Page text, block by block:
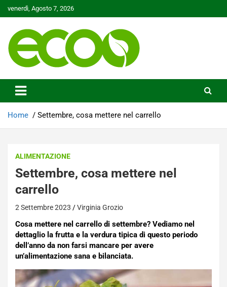
to
venerdì, Agosto 7, 2026
Ecoo.it
Home Settembre, cosa mettere nel carrello
ALIMENTAZIONE
Settembre, cosa mettere nel
carrello
2 Settembre 2023 Virginia Grozio
Cosa mettere nel carrello di settembre? Vediamo nel
dettaglio la frutta e la verdura tipica di questo periodo
dell’anno da non farsi mancare per avere
un’alimentazione sana e bilanciata.